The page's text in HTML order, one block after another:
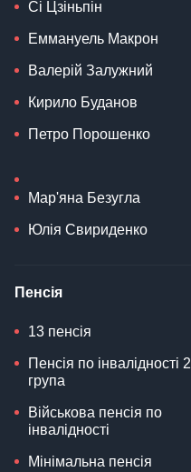
Сі Цзіньпін
Еммануель Макрон
Валерій Залужний
Кирило Буданов
Петро Порошенко
Мар'яна Безугла
Юлія Свириденко
Пенсія
13 пенсія
Пенсія по інвалідності 2
група
Військова пенсія по
інвалідності
Мінімальна пенсія